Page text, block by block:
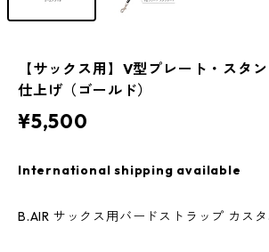
【サックス用】V型プレート・スタ
仕上げ（ゴールド）
¥5,500
International shipping available
B.AIR サックス用バードストラップ カス